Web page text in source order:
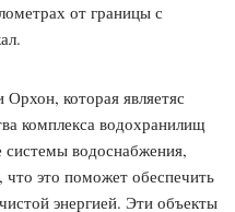
от границы с
которая являетяс
комплекса водохранилищ
системы водоснабжения,
что это поможет обеспечить
энергией. Эти объекты